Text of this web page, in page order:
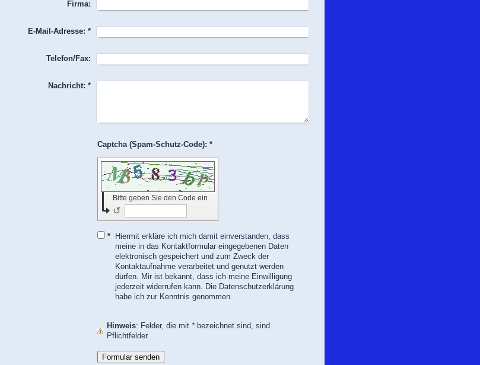
Firma:
E-Mail-Adresse: *
Telefon/Fax:
Nachricht: *
Captcha (Spam-Schutz-Code): *
Bitte geben Sie den Code ein
↺
*
Hiermit erkläre ich mich damit einverstanden, dass
meine in das Kontaktformular eingegebenen Daten
elektronisch gespeichert und zum Zweck der
Kontaktaufnahme verarbeitet und genutzt werden
dürfen. Mir ist bekannt, dass ich meine Einwilligung
jederzeit widerrufen kann. Die Datenschutzerklärung
habe ich zur Kenntnis genommen.
Hinweis : Felder, die mit *bezeichnet sind, sind
Pflichtfelder.